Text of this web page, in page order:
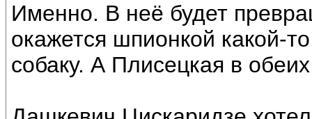
Именно. В неё будет
окажется шпионкой какой-
собаку. А Плисецкая в